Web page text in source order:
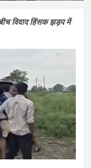
विवाद हिंसक झड़प में